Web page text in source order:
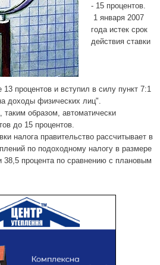
- 15 процентов.
1 января 2007
года истек срок
действия ставки
13 процентов и вступил в силу пункт 7:1
доходы физических лиц".
таким образом, автоматически
до 15 процентов.
налога правительство рассчитывает в
по подоходному налогу в размере
38,5 процента по сравнению с плановым